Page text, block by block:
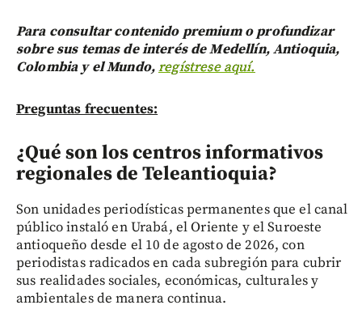
Para consultar contenido premium o profundizar
sobre sus temas de interés de Medellín, Antioquia,
Colombia y el Mundo,regístrese aquí.
Preguntas frecuentes:
¿Qué son los centros informativos
regionales de Teleantioquia?
Son unidades periodísticas permanentes que el canal
público instaló en Urabá, el Oriente y el Suroeste
antioqueño desde el 10 de agosto de 2026, con
periodistas radicados en cada subregión para cubrir
sus realidades sociales, económicas, culturales y
ambientales de manera continua.